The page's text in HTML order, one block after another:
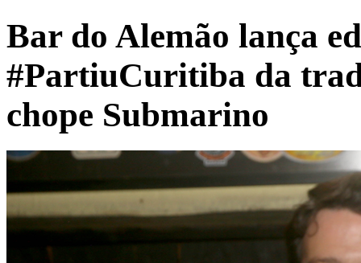
Bar do Alemão lança
#PartiuCuritiba da
chope Submarino